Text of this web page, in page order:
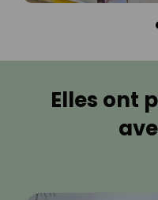
Elles ont